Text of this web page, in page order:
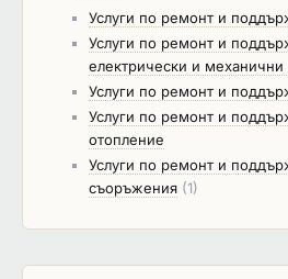
Услуги по ремонт и
Услуги по ремонт и
електрически и механични
Услуги по ремонт и
Услуги по ремонт и
отопление
Услуги по ремонт и
съоръжения (1)